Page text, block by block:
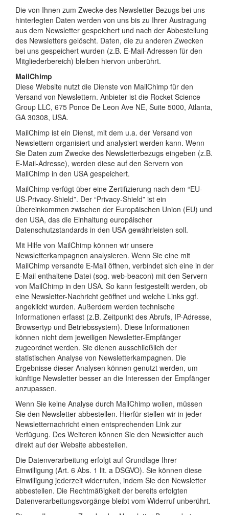
Die von Ihnen zum Zwecke des Newsletter-Bezugs bei uns
hinterlegten Daten werden von uns bis zu Ihrer Austragung
aus dem Newsletter gespeichert und nach der Abbestellung
des Newsletters gelöscht. Daten, die zu anderen Zwecken
bei uns gespeichert wurden (z.B. E-Mail-Adressen für den
Mitgliederbereich) bleiben hiervon unberührt.
MailChimp
Diese Website nutzt die Dienste von MailChimp für den
Versand von Newslettern. Anbieter ist die Rocket Science
Group LLC, 675 Ponce De Leon Ave NE, Suite 5000, Atlanta,
GA 30308, USA.
MailChimp ist ein Dienst, mit dem u.a. der Versand von
Newslettern organisiert und analysiert werden kann. Wenn
Sie Daten zum Zwecke des Newsletterbezugs eingeben (z.B.
E-Mail-Adresse), werden diese auf den Servern von
MailChimp in den USA gespeichert.
MailChimp verfügt über eine Zertifizierung nach dem “EU-
US-Privacy-Shield”. Der “Privacy-Shield” ist ein
Übereinkommen zwischen der Europäischen Union (EU) und
den USA, das die Einhaltung europäischer
Datenschutzstandards in den USA gewährleisten soll.
Mit Hilfe von MailChimp können wir unsere
Newsletterkampagnen analysieren. Wenn Sie eine mit
MailChimp versandte E-Mail öffnen, verbindet sich eine in der
E-Mail enthaltene Datei (sog. web-beacon) mit den Servern
von MailChimp in den USA. So kann festgestellt werden, ob
eine Newsletter-Nachricht geöffnet und welche Links ggf.
angeklickt wurden. Außerdem werden technische
Informationen erfasst (z.B. Zeitpunkt des Abrufs, IP-Adresse,
Browsertyp und Betriebssystem). Diese Informationen
können nicht dem jeweiligen Newsletter-Empfänger
zugeordnet werden. Sie dienen ausschließlich der
statistischen Analyse von Newsletterkampagnen. Die
Ergebnisse dieser Analysen können genutzt werden, um
künftige Newsletter besser an die Interessen der Empfänger
anzupassen.
Wenn Sie keine Analyse durch MailChimp wollen, müssen
Sie den Newsletter abbestellen. Hierfür stellen wir in jeder
Newsletternachricht einen entsprechenden Link zur
Verfügung. Des Weiteren können Sie den Newsletter auch
direkt auf der Website abbestellen.
Die Datenverarbeitung erfolgt auf Grundlage Ihrer
Einwilligung (Art. 6 Abs. 1 lit. a DSGVO). Sie können diese
Einwilligung jederzeit widerrufen, indem Sie den Newsletter
abbestellen. Die Rechtmäßigkeit der bereits erfolgten
Datenverarbeitungsvorgänge bleibt vom Widerruf unberührt.